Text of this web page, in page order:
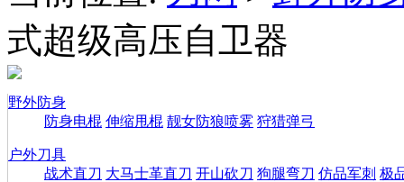
式超级高压自卫器
野外防身
防身电棍 伸缩甩棍 靓女防狼喷雾 狩猎弹弓
户外刀具
战术直刀 大马士革直刀 开山砍刀 狗腿弯刀 仿品军刺 极